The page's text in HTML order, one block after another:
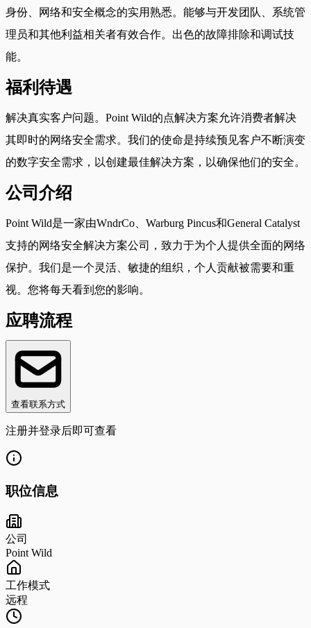
身份、网络和安全概念的实用熟悉。能够与开发团队、系统管
理员和其他利益相关者有效合作。出色的故障排除和调试技
能。
福利待遇
解决真实客户问题。Point Wild的点解决方案允许消费者解决
其即时的网络安全需求。我们的使命是持续预见客户不断演变
的数字安全需求，以创建最佳解决方案，以确保他们的安全。
公司介绍
Point Wild是一家由WndrCo、Warburg Pincus和General Catalyst
支持的网络安全解决方案公司，致力于为个人提供全面的网络
保护。我们是一个灵活、敏捷的组织，个人贡献被需要和重
视。您将每天看到您的影响。
应聘流程
查看联系方式
注册并登录后即可查看
职位信息
公司
Point Wild
工作模式
远程